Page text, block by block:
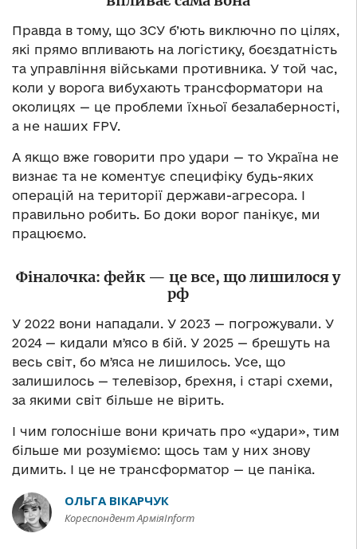
Правда в тому, що ЗСУ б’ють виключно по цілях,
які прямо впливають на логістику, боєздатність
та управління військами противника. У той час,
коли у ворога вибухають трансформатори на
околицях — це проблеми їхньої безалаберності,
а не наших FPV.
А якщо вже говорити про удари — то Україна не
визнає та не коментує специфіку будь-яких
операцій на території держави-агресора. І
правильно робить. Бо доки ворог панікує, ми
працюємо.
Фіналочка: фейк — це все, що лишилося у
рф
У 2022 вони нападали. У 2023 — погрожували. У
2024 — кидали мʼясо в бій. У 2025 — брешуть на
весь світ, бо мʼяса не лишилось. Усе, що
залишилось — телевізор, брехня, і старі схеми,
за якими світ більше не вірить.
І чим голосніше вони кричать про «удари», тим
більше ми розуміємо: щось там у них знову
димить. І це не трансформатор — це паніка.
ОЛЬГА ВІКАРЧУК
Кореспондент АрміяInform